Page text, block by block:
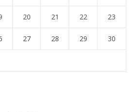
20 21 22 23
27 28 29 30